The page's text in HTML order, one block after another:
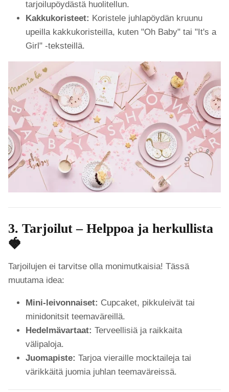
tarjoilupöydästä huolitellun.
Kakkukoristeet: Koristele juhlapöydän kruunu
upeilla kakkukoristeilla, kuten "Oh Baby" tai "It's a
Girl" -teksteillä.
3. Tarjoilut – Helppoa ja herkullista
🍓
Tarjoilujen ei tarvitse olla monimutkaisia! Tässä
muutama idea:
Mini-leivonnaiset: Cupcaket, pikkuleivät tai
minidonitsit teemaväreillä.
Hedelmävartaat: Terveellisiä ja raikkaita
välipaloja.
Juomapiste: Tarjoa vieraille mocktaileja tai
värikkäitä juomia juhlan teemaväreissä.